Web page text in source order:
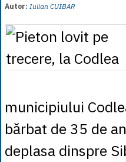
Autor: Iulian CUIBAR
municipiului
bărbat de 35 de
deplasa dinspre